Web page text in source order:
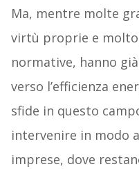
Ma, mentre molte
virtù proprie e
normative, hanno
verso l’efficienza
sfide in questo
intervenire in modo
imprese, dove